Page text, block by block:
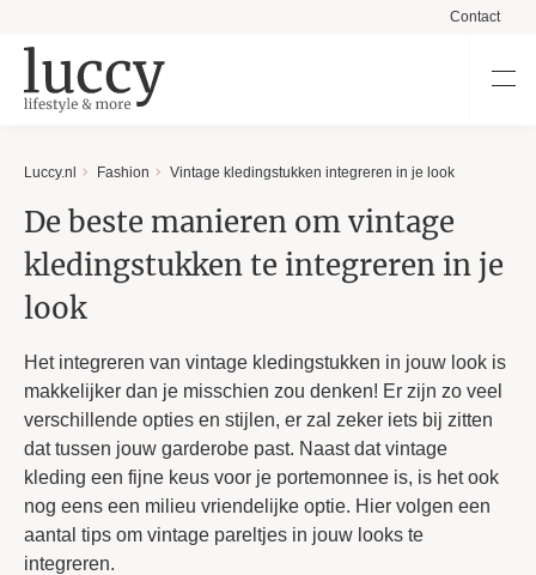
Contact
Luccy.nl Fashion Vintage kledingstukken integreren in je look
De beste manieren om vintage
kledingstukken te integreren in je
look
Het integreren van vintage kledingstukken in jouw look is
makkelijker dan je misschien zou denken! Er zijn zo veel
verschillende opties en stijlen, er zal zeker iets bij zitten
dat tussen jouw garderobe past. Naast dat vintage
kleding een fijne keus voor je portemonnee is, is het ook
nog eens een milieu vriendelijke optie. Hier volgen een
aantal tips om vintage pareltjes in jouw looks te
integreren.